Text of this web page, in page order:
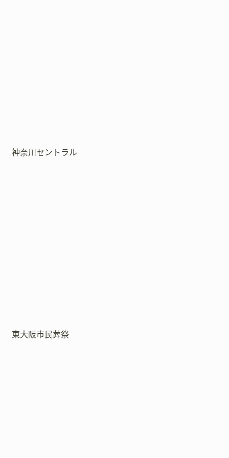
神奈川セントラル
東大阪市民葬祭